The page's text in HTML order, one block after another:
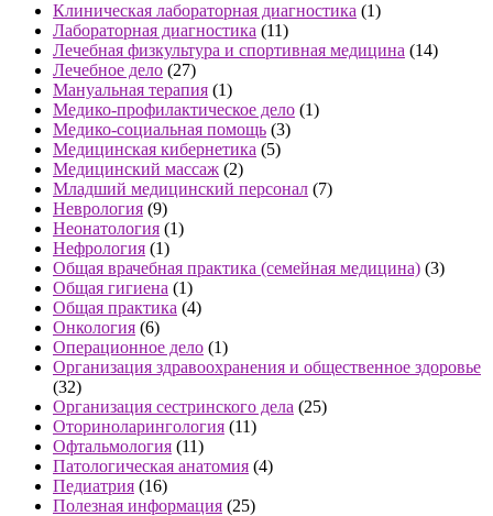
Клиническая лабораторная диагностика (1)
Лабораторная диагностика (11)
Лечебная физкультура и спортивная медицина (14)
Лечебное дело (27)
Мануальная терапия (1)
Медико-профилактическое дело (1)
Медико-социальная помощь (3)
Медицинская кибернетика (5)
Медицинский массаж (2)
Младший медицинский персонал (7)
Неврология (9)
Неонатология (1)
Нефрология (1)
Общая врачебная практика (семейная медицина) (3)
Общая гигиена (1)
Общая практика (4)
Онкология (6)
Операционное дело (1)
Организация здравоохранения и общественное здоровье
(32)
Организация сестринского дела (25)
Оториноларингология (11)
Офтальмология (11)
Патологическая анатомия (4)
Педиатрия (16)
Полезная информация (25)